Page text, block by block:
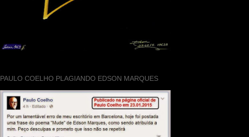
PAULO COELHO PLAGIANDO EDSON MARQUES